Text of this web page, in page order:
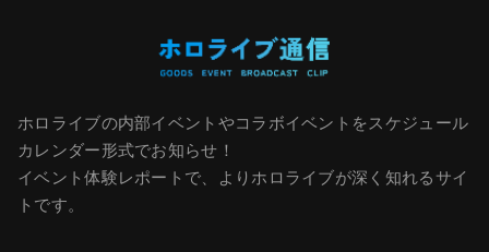
ホロライブの内部イベントやコラボイベントをスケジュール
カレンダー形式でお知らせ！
イベント体験レポートで、よりホロライブが深く知れるサイ
トです。